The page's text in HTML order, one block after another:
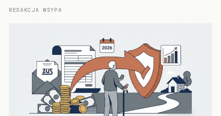
REDAKCJA WSYPA